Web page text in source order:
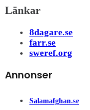
Länkar
8dagare.se
farr.se
sweref.org
Annonser
Salamafghan.se